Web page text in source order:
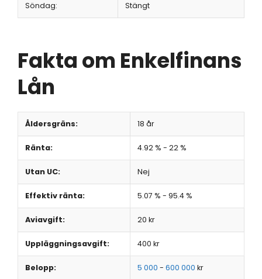
Söndag: Stängt
Fakta om Enkelfinans
Lån
Åldersgräns: 18 år
Ränta: 4.92 % - 22 %
Utan UC: Nej
Effektiv ränta: 5.07 % - 95.4 %
Aviavgift: 20 kr
Uppläggningsavgift: 400 kr
Belopp: 5 000 - 600 000 kr